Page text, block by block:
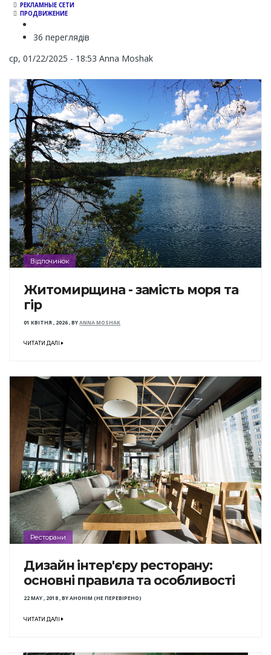
РЕКЛАМНЫЕ СЕТИ
ПРОДВИЖЕНИЕ
36 переглядів
ср, 01/22/2025 - 18:53 Anna Moshak
Відпочинок
Житомирщина - замість моря та
гір
01 КВІТНЯ , 2026,BYANNA MOSHAK
ЧИТАТИ ДАЛІ
Ресторани
Дизайн інтер'єру ресторану:
основні правила та особливості
22 MAY , 2018,BYАНОНІМ (НЕ ПЕРЕВІРЕНО)
ЧИТАТИ ДАЛІ